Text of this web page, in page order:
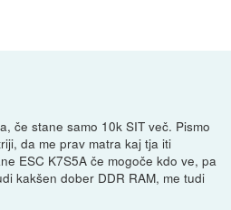
če stane samo 10k SIT več. Pismo
da me prav matra kaj tja iti
ESC K7S5A če mogoče kdo ve, pa
kakšen dober DDR RAM, me tudi